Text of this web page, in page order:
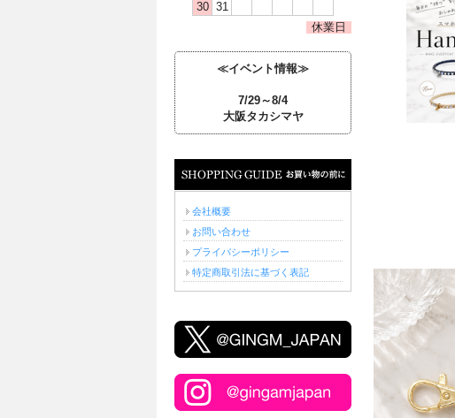
30
31
休業日
≪イベント情報≫
7/29～8/4
大阪タカシマヤ
会社概要
お問い合わせ
プライバシーポリシー
特定商取引法に基づく表記